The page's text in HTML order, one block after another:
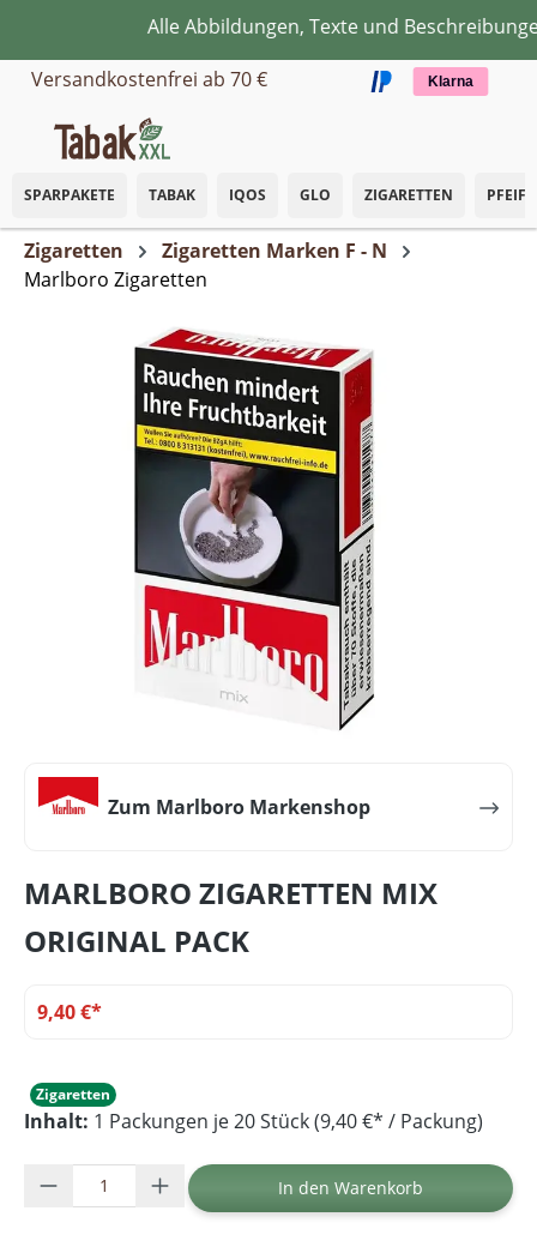
Zum Hauptinhalt springenAlle Abbildungen, Texte und
Versandkostenfrei ab 70 €
Klarna
SPARPAKETE TABAK IQOS GLO ZIGARETTEN
Zigaretten
Zigaretten Marken F - N
Marlboro Zigaretten
Zum Marlboro Markenshop
MARLBORO ZIGARETTEN MIX
ORIGINAL PACK
9,40 €*
Zigaretten
Inhalt: 1 Packungen je 20 Stück (9,40 €* / Packung)
Produkt Anzahl: Gib den gewünschten
In den Warenkorb